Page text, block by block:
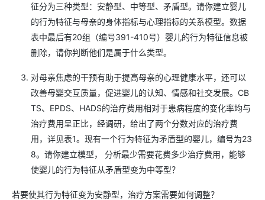
征分为三种类型：安静型、中等型、矛盾型。请你建立婴儿
的行为特征与母亲的身体指标与心理指标的关系模型。数据
表中最后有20组（编号391-410号）婴儿的行为特征信息被
删除，请你判断他们是属于什么类型。
对母亲焦虑的干预有助于提高母亲的心理健康水平，还可以
改善母婴交互质量，促进婴儿的认知、情感和社交发展。CB
TS、EPDS、HADS的治疗费用相对于患病程度的变化率均与
治疗费用呈正比，经调研，给出了两个分数对应的治疗费
用，详见表1。现有一个行为特征为矛盾型的婴儿，编号为23
8。请你建立模型， 分析最少需要花费多少治疗费用，能够
使婴儿的行为特征从矛盾型变为中等型？
若要使其行为特征变为安静型，治疗方案需要如何调整？